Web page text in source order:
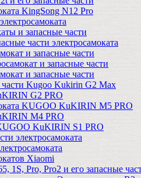
KingSong N12 Pro
и запасные части
части электросамоката
и запасные части
и запасные части
и запасные части
части Kugoo Kukirin G2 Max
G2 PRO
KUGOO KuKIRIN M5 PRO
M4 PRO
KuKIRIN S1 PRO
электросамоката
Xiaomi
1S, Pro, Pro2 и его запасные